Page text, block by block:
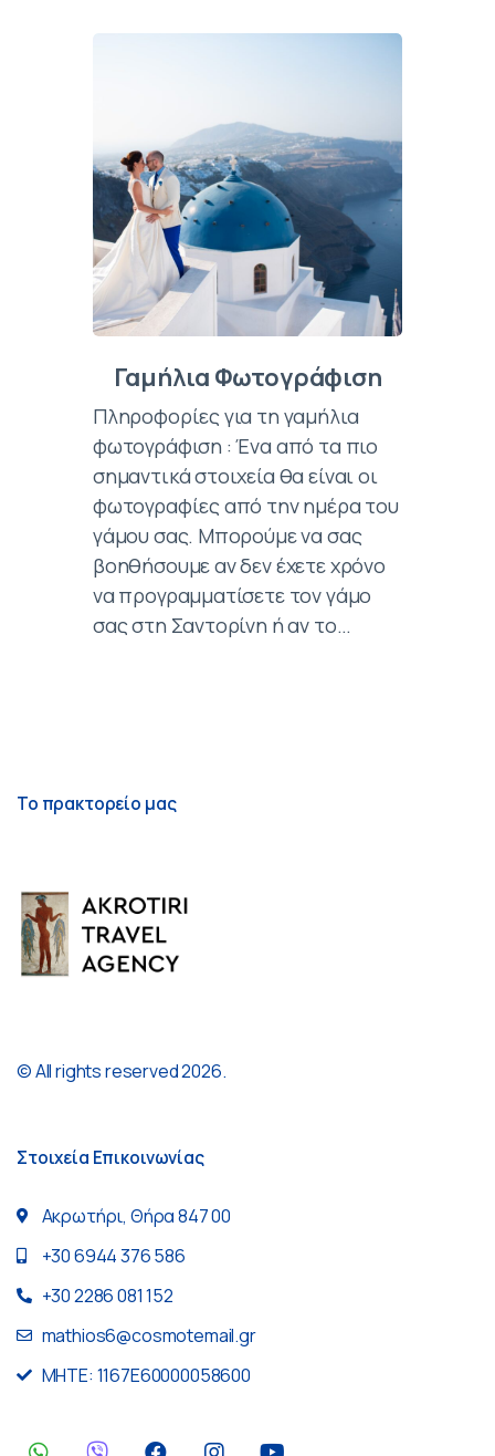
Γαμήλια Φωτογράφιση
Πληροφορίες για τη γαμήλια
φωτογράφιση : Ένα από τα πιο
σημαντικά στοιχεία θα είναι οι
φωτογραφίες από την ημέρα του
γάμου σας. Μπορούμε να σας
βοηθήσουμε αν δεν έχετε χρόνο
να προγραμματίσετε τον γάμο
σας στη Σαντορίνη ή αν το…
Το πρακτορείο μας
© All rights reserved 2026.
Στοιχεία Επικοινωνίας
Ακρωτήρι, Θήρα 847 00
+30 6944 376 586
+30 2286 081 152
mathios6@cosmotemail.gr
MHTE: 1167E60000058600